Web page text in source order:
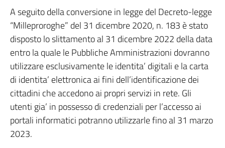
A seguito della conversione in legge del Decreto-legge
“Milleproroghe” del 31 dicembre 2020, n. 183 è stato
disposto lo slittamento al 31 dicembre 2022 della data
entro la quale le Pubbliche Amministrazioni dovranno
utilizzare esclusivamente le identita’ digitali e la carta
di identita’ elettronica ai fini dell’identificazione dei
cittadini che accedono ai propri servizi in rete. Gli
utenti gia’ in possesso di credenziali per l’accesso ai
portali informatici potranno utilizzarle fino al 31 marzo
2023.